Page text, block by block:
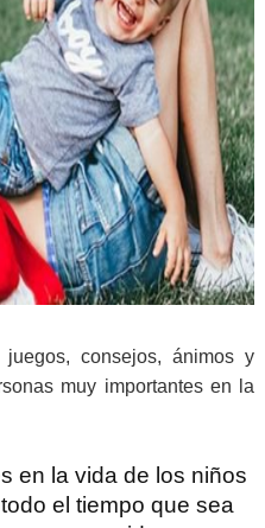
consejos, ánimos y
muy importantes en la
en la vida de los niños
el tiempo que sea